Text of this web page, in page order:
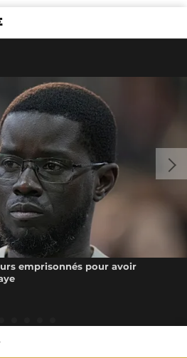
emprisonnés pour avoir